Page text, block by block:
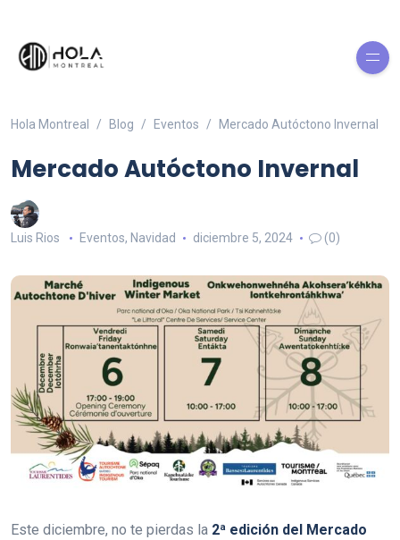
Hola Montreal Blog Eventos Mercado Autóctono Invernal
Mercado Autóctono Invernal
Luis Rios Eventos, Navidad diciembre 5, 2024 (0)
Este diciembre, no te pierdas la 2ª edición del Mercado